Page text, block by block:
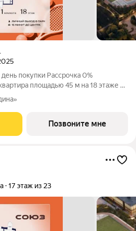
покупки Рассрочка 0%
площадью 45 м на 18 этаже в
Квартал здоровой жизни премиум-
олимпийских видов спорта: -
и
Позвоните мне
17 этаж из 23